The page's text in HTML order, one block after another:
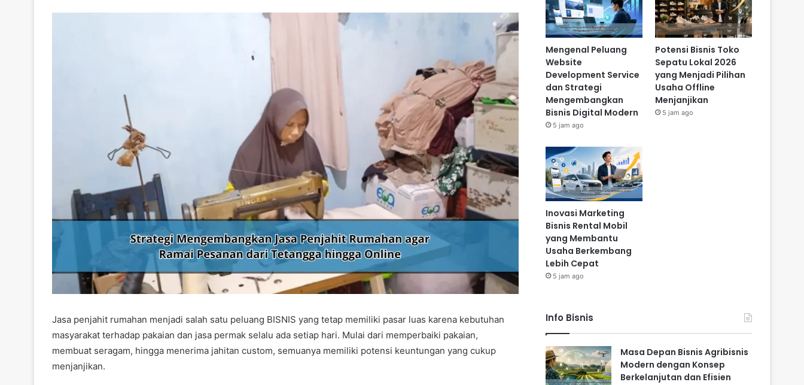
Jasa penjahit rumahan menjadi salah satu peluang BISNIS yang tetap memiliki pasar luas karena kebutuhan
masyarakat terhadap pakaian dan jasa permak selalu ada setiap hari. Mulai dari memperbaiki pakaian,
membuat seragam, hingga menerima jahitan custom, semuanya memiliki potensi keuntungan yang cukup
menjanjikan.
Mengenal Peluang
Website
Development Service
dan Strategi
Mengembangkan
Bisnis Digital Modern
5 jam ago
Potensi Bisnis Toko
Sepatu Lokal 2026
yang Menjadi Pilihan
Usaha Offline
Menjanjikan
5 jam ago
Inovasi Marketing
Bisnis Rental Mobil
yang Membantu
Usaha Berkembang
Lebih Cepat
5 jam ago
Info Bisnis
Masa Depan Bisnis Agribisnis
Modern dengan Konsep
Berkelanjutan dan Efisien